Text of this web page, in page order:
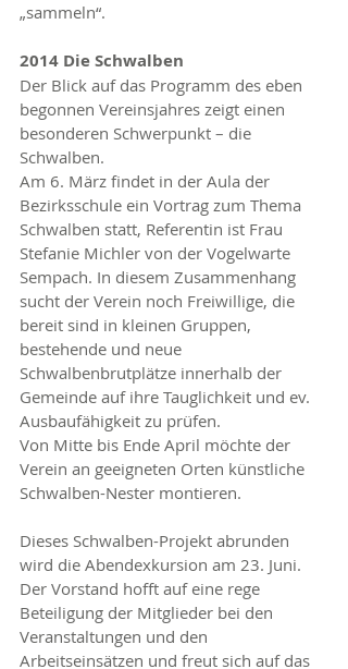
„sammeln“.
2014 Die Schwalben
Der Blick auf das Programm des eben
begonnen Vereinsjahres zeigt einen
besonderen Schwerpunkt – die
Schwalben.
Am 6. März findet in der Aula der
Bezirksschule ein Vortrag zum Thema
Schwalben statt, Referentin ist Frau
Stefanie Michler von der Vogelwarte
Sempach. In diesem Zusammenhang
sucht der Verein noch Freiwillige, die
bereit sind in kleinen Gruppen,
bestehende und neue
Schwalbenbrutplätze innerhalb der
Gemeinde auf ihre Tauglichkeit und ev.
Ausbaufähigkeit zu prüfen.
Von Mitte bis Ende April möchte der
Verein an geeigneten Orten künstliche
Schwalben-Nester montieren.
Dieses Schwalben-Projekt abrunden
wird die Abendexkursion am 23. Juni.
Der Vorstand hofft auf eine rege
Beteiligung der Mitglieder bei den
Veranstaltungen und den
Arbeitseinsätzen und freut sich auf das